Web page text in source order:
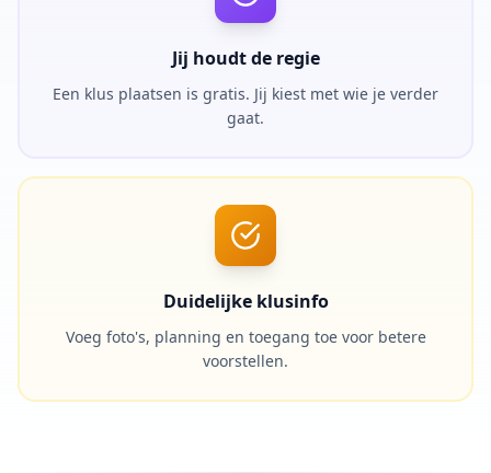
Jij houdt de regie
Een klus plaatsen is gratis. Jij kiest met wie je verder
gaat.
Duidelijke klusinfo
Voeg foto's, planning en toegang toe voor betere
voorstellen.